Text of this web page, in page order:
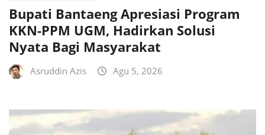
Bupati Bantaeng Apresiasi Program
KKN-PPM UGM, Hadirkan Solusi
Nyata Bagi Masyarakat
Asruddin Azis Agu 5, 2026